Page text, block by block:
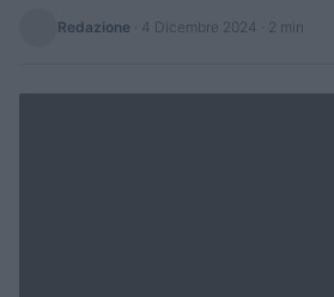
Redazione 4 Dicembre 2024 · 2 min